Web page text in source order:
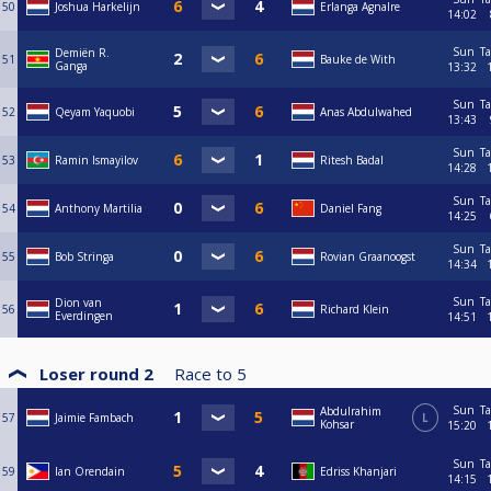
50 Joshua Harkelijn Erlanga Agnalre
14:02
51
Demiën R.
Ganga
Bauke de With
Sun
13:32
52 Qeyam Yaquobi Anas Abdulwahed
Sun
13:43
53 Ramin Ismayilov Ritesh Badal
Sun
14:28
54 Anthony Martilia Daniel Fang
Sun
14:25
55 Bob Stringa Rovian Graanoogst
Sun
14:34
56
Dion van
Everdingen
Richard Klein
Sun
14:51
Loser round 2 Race to 5
57 Jaimie Fambach
Abdulrahim
Kohsar
L
Sun
15:20
59 Ian Orendain Edriss Khanjari
Sun
14:15